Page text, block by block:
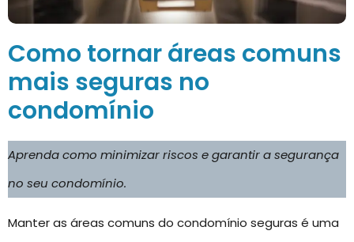
Como tornar áreas comuns
mais seguras no
condomínio
Aprenda como minimizar riscos e garantir a segurança
no seu condomínio.
Manter as áreas comuns do condomínio seguras é uma